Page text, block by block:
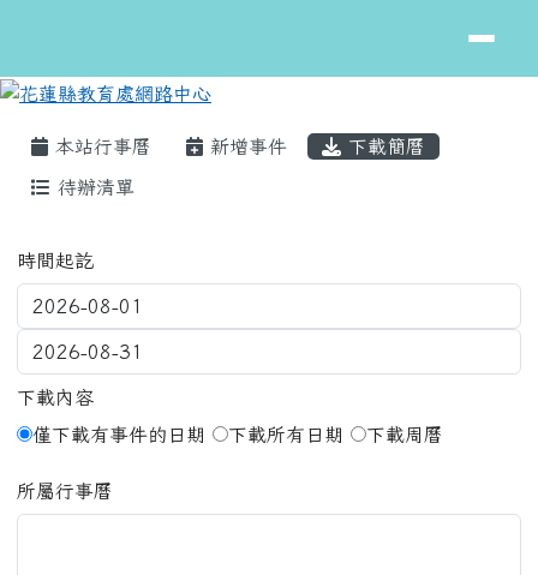
本站行事曆 新增事件 下載簡曆
待辦清單
Calendar word
時間起訖
下載內容
僅下載有事件的日期
下載所有日期 下載周曆
所屬行事曆